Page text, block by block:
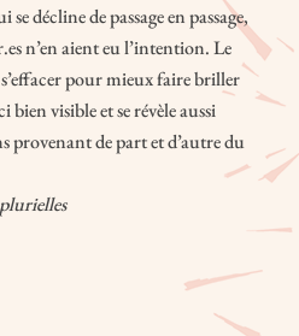
décline de passage en passage,
n’en aient eu l’intention. Le
pour mieux faire briller
bien visible et se révèle aussi
de part et d’autre du